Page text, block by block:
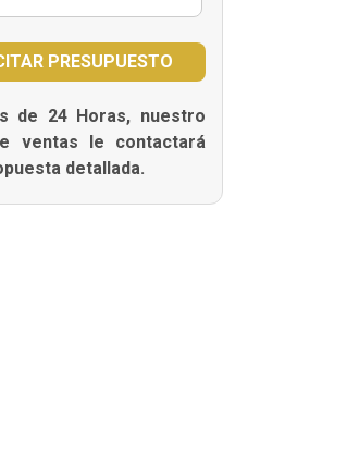
de 24 Horas, nuestro
ventas le contactará
detallada.